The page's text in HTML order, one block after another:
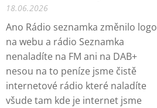
18.06.2026
Ano Rádio seznamka změnilo logo
na webu a rádio Seznamka
nenaladíte na FM ani na DAB+
nesou na to peníze jsme čistě
internetové rádio které naladíte
všude tam kde je internet jsme